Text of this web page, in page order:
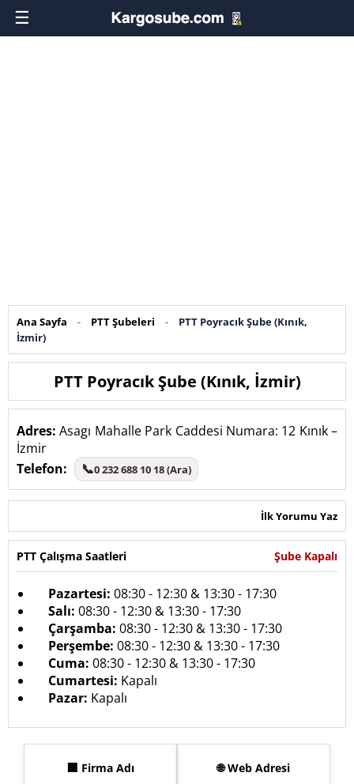
☰
Ana Sayfa - PTT Şubeleri -
PTT Poyracık Şube (Kınık,
İzmir)
PTT Poyracık Şube (Kınık, İzmir)
Adres: Asagı Mahalle Park Caddesi Numara: 12 Kınık –
İzmir
Telefon:
📞0 232 688 10 18 (Ara)
İlk Yorumu Yaz
PTT Çalışma Saatleri Şube Kapalı
Pazartesi: 08:30 - 12:30 & 13:30 - 17:30
Salı: 08:30 - 12:30 & 13:30 - 17:30
Çarşamba: 08:30 - 12:30 & 13:30 - 17:30
Perşembe: 08:30 - 12:30 & 13:30 - 17:30
Cuma: 08:30 - 12:30 & 13:30 - 17:30
Cumartesi: Kapalı
Pazar: Kapalı
🏢 Firma Adı 🌐 Web Adresi